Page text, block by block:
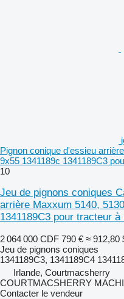
Pignon conique d'essieu
9x55 1341189c 1341189C3
10
Jeu de pignons coniques
arrière Maxxum 5140,
1341189C3 pour tracteur
2 064 000 CDF 790 € ≈ 912,80
Jeu de pignons coniques
1341189C3, 1341189C4
Irlande, Courtmacsherry
COURTMACSHERRY
Contacter le vendeur